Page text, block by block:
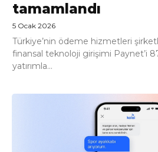
tamamlandı
5 Ocak 2026
Türkiye’nin ödeme hizmetleri
finansal teknoloji girişimi Paynet’i
yatırımla...